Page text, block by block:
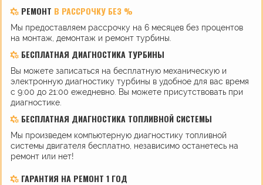
РЕМОНТ В РАССРОЧКУ БЕЗ %
Мы предоставляем рассрочку на 6 месяцев без процентов
на монтаж, демонтаж и ремонт турбины.
БЕСПЛАТНАЯ ДИАГНОСТИКА ТУРБИНЫ
Вы можете записаться на бесплатную механическую и
электронную диагностику турбины в удобное для вас время
с 9:00 до 21:00 ежедневно. Вы можете присутствовать при
диагностике.
БЕСПЛАТНАЯ ДИАГНОСТИКА ТОПЛИВНОЙ СИСТЕМЫ
Мы произведем компьютерную диагностику топливной
системы двигателя бесплатно, независимо останетесь на
ремонт или нет!
ГАРАНТИЯ НА РЕМОНТ 1 ГОД